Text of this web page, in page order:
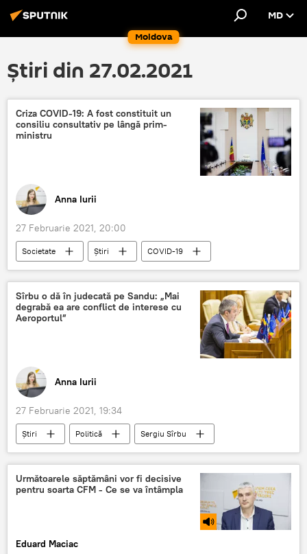
Moldova
MD
Știri din 27.02.2021
Criza COVID-19: A fost constituit un
consiliu consultativ pe lângă prim-
ministru
Anna Iurii
27 Februarie 2021, 20:00
Societate Știri
COVID-19
consiliu
prim-ministru
Sîrbu o dă în judecată pe Sandu: „Mai
degrabă ea are conflict de interese cu
Aeroportul”
Anna Iurii
27 Februarie 2021, 19:34
Știri Politică
Sergiu Sîrbu
Maia Sandu
conflict de interese
Aeroportul Chişinău
Judecată
Următoarele săptămâni vor fi decisive
pentru soarta CFM - Ce se va întâmpla
Eduard Maciac